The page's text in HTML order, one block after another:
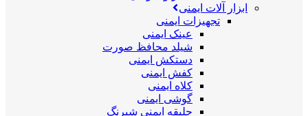
ابزار آلات ایمنی
تجهیزات ایمنی
عینک ایمنی
شیلد محافظ صورت
دستکش ایمنی
کفش ایمنی
کلاه ایمنی
گوشی ایمنی
جلیقه ایمنی شبرنگ